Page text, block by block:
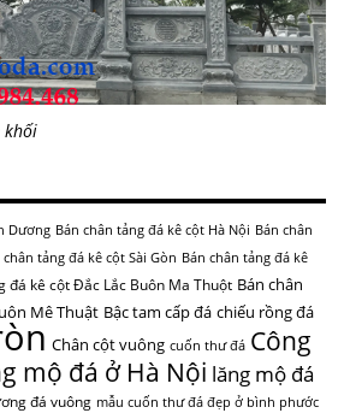
khối
Dương Bán chân tảng đá kê cột Hà Nội Bán chân
chân tảng đá kê cột Sài Gòn Bán chân tảng đá kê
đá kê cột Đắc Lắc Buôn Ma Thuột Bán chân
Mê Thuật Bậc tam cấp đá chiếu rồng đá
Chân cột vuông cuốn thư đá Công
mộ đá ở Hà Nội lăng mộ đá
đá vuông mẫu cuốn thư đá đẹp ở bình phước